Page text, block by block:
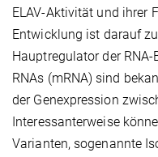
ELAV-Aktivität und ihrer
Entwicklung ist darauf
Hauptregulator der
RNAs (mRNA) sind
der Genexpression
Interessanterweise
Varianten, sogenannte